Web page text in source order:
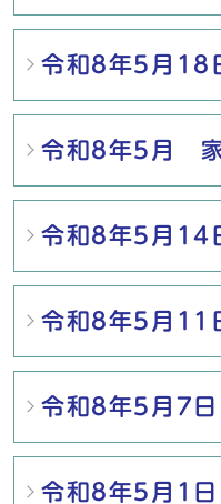
令和8年5月
令和8年5月
令和8年5月
令和8年5月11
令和8年5月7
令和8年5月1